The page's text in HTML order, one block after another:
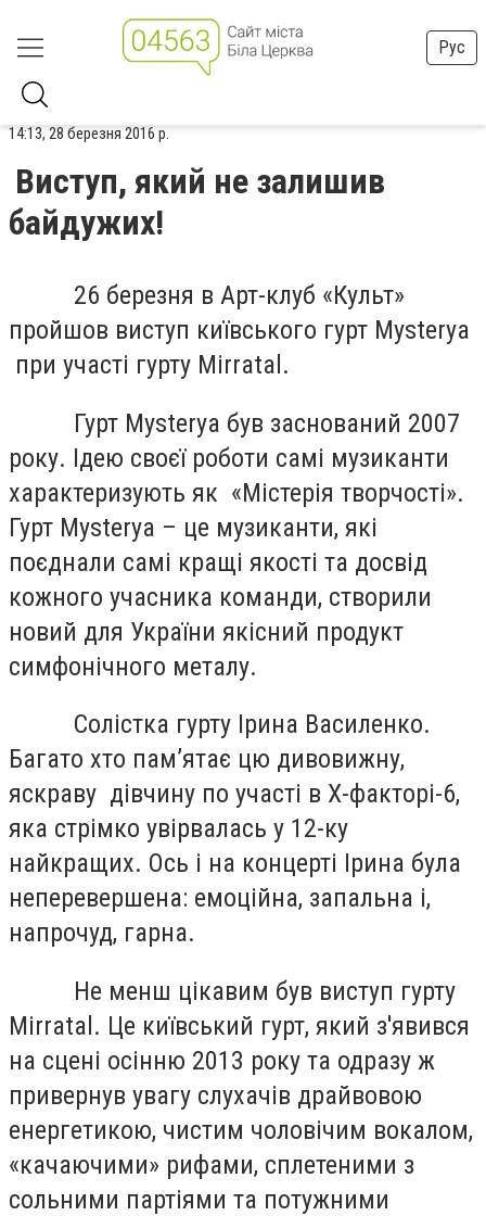
Рус
14:13, 28 березня 2016 р.
Виступ, який не залишив
байдужих!
26 березня в Арт-клуб «Культ»
пройшов виступ київського гурт Mysterya
при участі гурту Mirratal.
Гурт Mysterya був заснований 2007
року. Ідею своєї роботи самі музиканти
характеризують як «Містерія творчості».
Гурт Mysterya – це музиканти, які
поєднали самі кращі якості та досвід
кожного учасника команди, створили
новий для України якісний продукт
симфонічного металу.
Солістка гурту Ірина Василенко.
Багато хто пам’ятає цю дивовижну,
яскраву дівчину по участі в Х-факторі-6,
яка стрімко увірвалась у 12-ку
найкращих. Ось і на концерті Ірина була
неперевершена: емоційна, запальна і,
напрочуд, гарна.
Не менш цікавим був виступ гурту
Mirratal. Це київський гурт, який з'явився
на сцені осінню 2013 року та одразу ж
привернув увагу слухачів драйвовою
енергетикою, чистим чоловічим вокалом,
«качаючими» рифами, сплетеними з
сольними партіями та потужними